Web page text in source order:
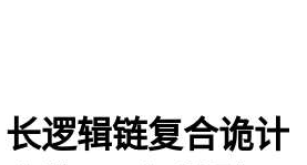
长逻辑链复合诡计